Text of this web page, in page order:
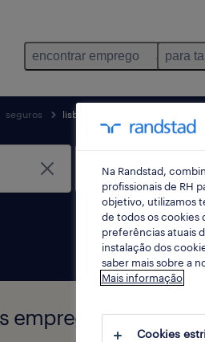
encontrar emprego para
seguros lisboa
empregos
Na Randstad,
profissionais de RH
objetivo, utilizamos
de todos os cookies
preferências atuais
instalação dos
saber mais sobre a
Mais informação
Cookies